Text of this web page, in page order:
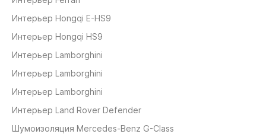
Интерьер Hongqi E-HS9
Интерьер Hongqi HS9
Интерьер Lamborghini
Интерьер Lamborghini
Интерьер Lamborghini
Интерьер Land Rover Defender
Шумоизоляция Mercedes-Benz G-Class